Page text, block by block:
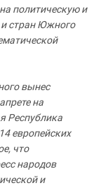
политическую и
стран Южного
вынес
на
Республика
европейских
что
народов
и